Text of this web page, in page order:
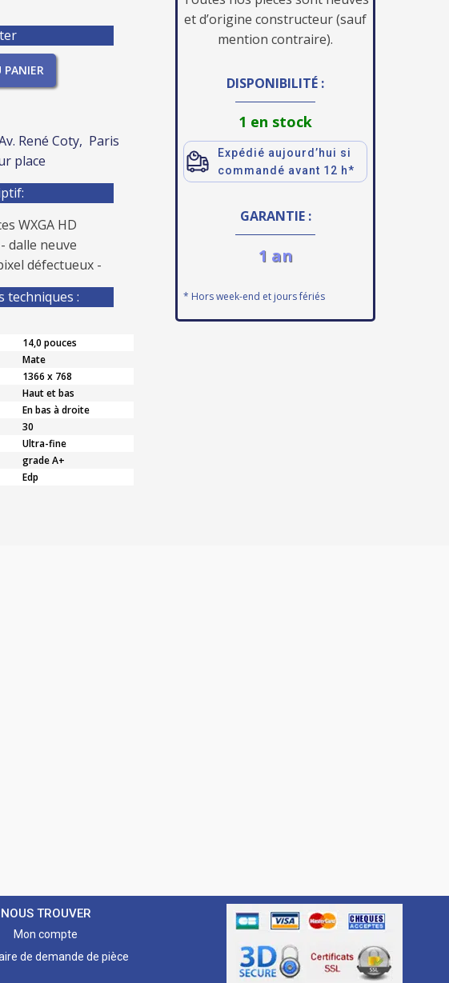
PANIER
René Coty, Paris
place
WXGA HD
dalle neuve
défectueux -
techniques :
14,0 pouces
Mate
1366 x 768
Haut et bas
En bas à droite
30
Ultra-fine
grade A+
Edp
et d’origine constructeur (sauf
mention contraire).
DISPONIBILITÉ :
1 en stock
Expédié aujourd’hui si
commandé avant 12 h*
GARANTIE :
1 an
* Hors week-end et jours fériés
NOUS TROUVER
Mon compte
de demande de pièce